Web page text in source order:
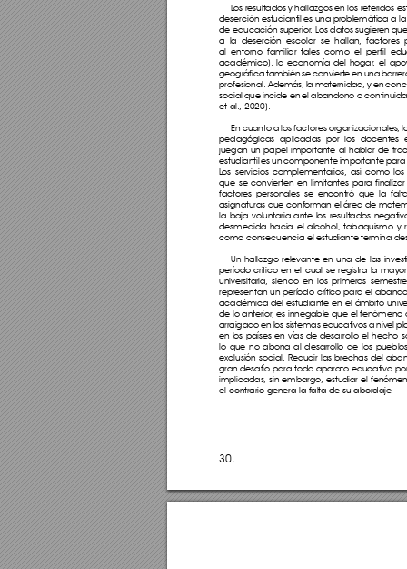
30.
Los resultados y hallazgos en los referidos
deserción estudiantil es una problemática a
de educación superior. Los datos sugieren
a la deserción escolar se hallan, factores
al entorno familiar tales como el perfil
académico), la economía del hogar, el
geográfica también se convierte en una
profesional. Además, la maternidad, y en
social que incide en el abandono o
et al., 2020).
En cuanto a los factores organizacionales,
pedagógicas aplicadas por los docentes
juegan un papel importante al hablar de
estudiantil es un componente importante para
Los servicios complementarios, así como
que se convierten en limitantes para
factores personales se encontró que la
asignaturas que conforman el área de
la baja voluntaria ante los resultados
desmedida hacia el alcohol, tabaquismo y
como consecuencia el estudiante termina
Un hallazgo relevante en una de las
período crítico en el cual se registra la
universitaria, siendo en los primeros
representan un período crítico para el
académica del estudiante en el ámbito
de lo anterior, es innegable que el
arraigado en los sistemas educativos a nivel
en los países en vías de desarrollo el hecho
lo que no abona al desarrollo de los
exclusión social. Reducir las brechas del
gran desafío para todo aparato educativo
implicadas, sin embargo, estudiar el
el contrario genera la falta de su abordaje.